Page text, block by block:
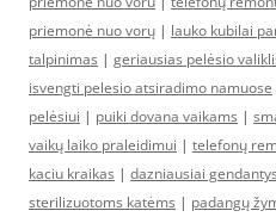
priemonė nuo vorų | lauko kubilai
talpinimas | geriausias pelėsio
isvengti pelesio atsiradimo namuose
pelėsiui | puiki dovana vaikams |
vaikų laiko praleidimui | telefonų
kaciu kraikas | dazniausiai
sterilizuotoms katėms | padangų